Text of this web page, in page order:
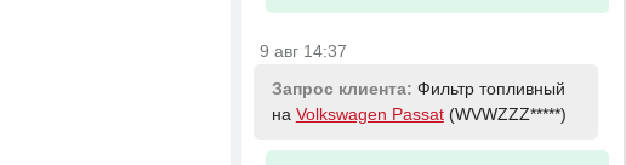
9 авг 14:37
Запрос клиента: Фильтр топливный
на Volkswagen Passat(WVWZZZ*****)